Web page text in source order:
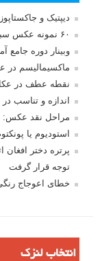
دیپتیک و
۶۰ نمونه عکس سبک ماکسیمالیسم
وبینار دوره
ماکسیمالیسم در
نقطه عطف در
اندازه و تناسب
مراحل نقد عکس:
استودیوم یا
پرتره دختر
توجه قرار گرفت
خطای اعوجاج
انتخاب لنزک